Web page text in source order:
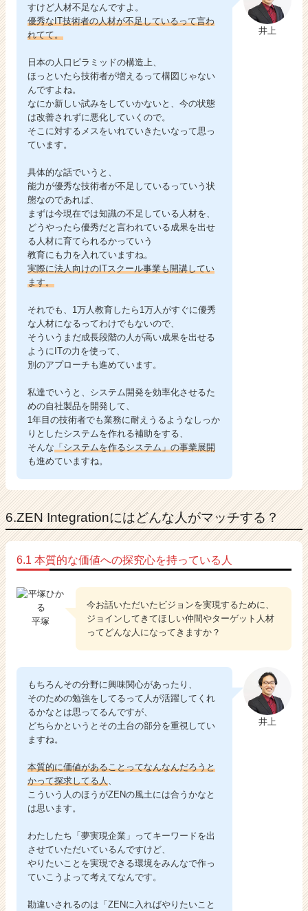
井上
すけど人材不足なんですよ。
優秀なIT技術者の人材が不足しているって言わ
れてて。
日本の人口ピラミッドの構造上、
ほっといたら技術者が増えるって構図じゃない
んですよね。
なにか新しい試みをしていかないと、今の状態
は改善されずに悪化していくので。
そこに対するメスをいれていきたいなって思っ
ています。
具体的な話でいうと、
能力が優秀な技術者が不足しているっていう状
態なのであれば、
まずは今現在では知識の不足している人材を、
どうやったら優秀だと言われている成果を出せ
る人材に育てられるかっていう
教育にも力を入れていますね。
実際に法人向けのITスクール事業も開講してい
ます。
それでも、1万人教育したら1万人がすぐに優秀
な人材になるってわけでもないので、
そういうまだ成長段階の人が高い成果を出せる
ようにITの力を使って、
別のアプローチも進めています。
私達でいうと、システム開発を効率化させるた
めの自社製品を開発して、
1年目の技術者でも業務に耐えうるようなしっか
りとしたシステムを作れる補助をする、
そんな「システムを作るシステム」の事業展開
も進めていますね。
6.ZEN Integrationにはどんな人がマッチする？
6.1 本質的な価値への探究心を持っている人
平塚
今お話いただいたビジョンを実現するために、
ジョインしてきてほしい仲間やターゲット人材
ってどんな人になってきますか？
井上
もちろんその分野に興味関心があったり、
そのための勉強をしてるって人が活躍してくれ
るかなとは思ってるんですが、
どちらかというとその土台の部分を重視してい
ますね。
本質的に価値があることってなんなんだろうと
かって探求してる人、
こういう人のほうがZENの風土には合うかなと
は思います。
わたしたち「夢実現企業」ってキーワードを出
させていただいているんですけど、
やりたいことを実現できる環境をみんなで作っ
ていこうよって考えてなんです。
勘違いされるのは「ZENに入ればやりたいこと